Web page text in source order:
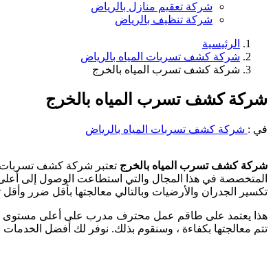
شركة تعقيم منازل بالرياض
شركة تنظيف بالرياض
الرئيسية
شركة كشف تسربات المياه بالرياض
شركة كشف تسرب المياه بالخرج
شركة كشف تسرب المياه بالخرج
في : شركة كشف تسربات المياه بالرياض
شركة كشف تسرب المياه بالخرج تعتبر شركة كشف تسربات
المتخصصة في هذا المجال والتي استطاعت الوصول إلى أعلى
تكسير الجدران والأرضيات وبالتالي معالجتها بأقل ضرر وأقل
هذا يعتمد على طاقم عمل محترف مدرب على أعلى مستوى
تتم معالجتها بكفاءة ، وسنقوم بذلك. نوفر لك أفضل